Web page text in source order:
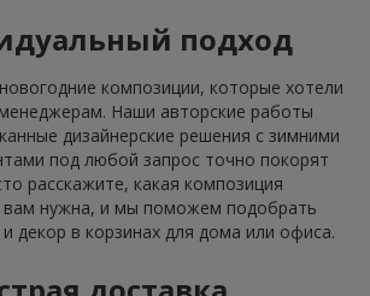
подход
композиции, которые хотели
Наши авторские работы
дизайнерские решения с зимними
под любой запрос точно покорят
расскажите, какая композиция
вам нужна, и мы поможем подобрать
декор в корзинах для дома или офиса.